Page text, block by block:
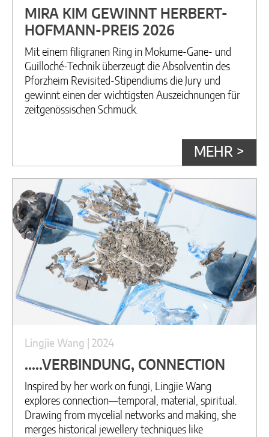
MIRA KIM GEWINNT HERBERT-
HOFMANN-PREIS 2026
Mit einem filigranen Ring in Mokume-Gane- und
Guilloché-Technik überzeugt die Absolventin des
Pforzheim Revisited-Stipendiums die Jury und
gewinnt einen der wichtigsten Auszeichnungen für
zeitgenössischen Schmuck.
MEHR >
Lingjie Wang | 2024
.....VERBINDUNG, CONNECTION
Inspired by her work on fungi, Lingjie Wang
explores connection—temporal, material, spiritual.
Drawing from mycelial networks and making, she
merges historical jewellery techniques like